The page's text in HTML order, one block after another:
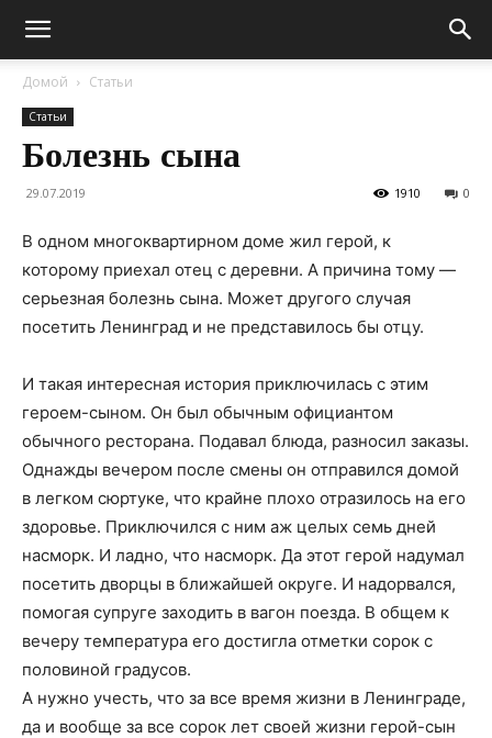
Домой Статьи
Статьи
Болезнь сына
29.07.2019 0
1910
В одном многоквартирном доме жил герой, к
которому приехал отец с деревни. А причина тому —
серьезная болезнь сына. Может другого случая
посетить Ленинград и не представилось бы отцу.
И такая интересная история приключилась с этим
героем-сыном. Он был обычным официантом
обычного ресторана. Подавал блюда, разносил заказы.
Однажды вечером после смены он отправился домой
в легком сюртуке, что крайне плохо отразилось на его
здоровье. Приключился с ним аж целых семь дней
насморк. И ладно, что насморк. Да этот герой надумал
посетить дворцы в ближайшей округе. И надорвался,
помогая супруге заходить в вагон поезда. В общем к
вечеру температура его достигла отметки сорок с
половиной градусов.
А нужно учесть, что за все время жизни в Ленинграде,
да и вообще за все сорок лет своей жизни герой-сын